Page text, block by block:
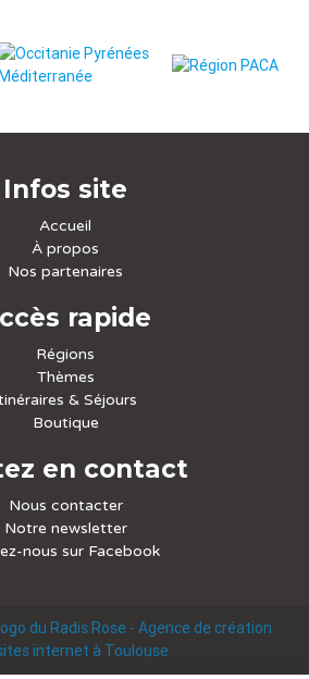
Infos site
Accueil
À propos
Nos partenaires
rapide
Régions
Thèmes
& Séjours
Boutique
en contact
Nous contacter
Notre newsletter
nous sur Facebook